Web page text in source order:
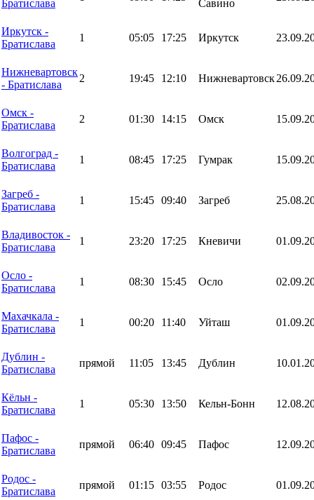
Братислава
Савино
Иркутск -
Братислава
1 05:05 17:25 Иркутск
Нижневартовск
- Братислава
2 19:45 12:10 Нижневартовск
Омск -
Братислава
2 01:30 14:15 Омск
Волгоград -
Братислава
1 08:45 17:25 Гумрак
Загреб -
Братислава
1 15:45 09:40 Загреб
Владивосток -
Братислава
1 23:20 17:25 Кневичи
Осло -
Братислава
1 08:30 15:45 Осло
Махачкала -
Братислава
1 00:20 11:40 Уйташ
Дублин -
Братислава
прямой 11:05 13:45 Дублин
Кёльн -
Братислава
1 05:30 13:50 Кельн-Бонн
Пафос -
Братислава
прямой 06:40 09:45 Пафос
Родос -
Братислава
прямой 01:15 03:55 Родос